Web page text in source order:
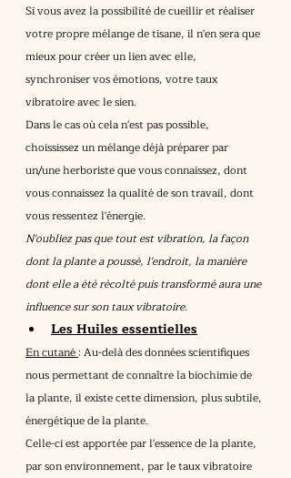
Si vous avez la possibilité de cueillir et réaliser
votre propre mélange de tisane, il n'en sera que
mieux pour créer un lien avec elle,
synchroniser vos émotions, votre taux
vibratoire avec le sien.
Dans le cas où cela n'est pas possible,
choississez un mélange déjà préparer par
un/une herboriste que vous connaissez, dont
vous connaissez la qualité de son travail, dont
vous ressentez l'énergie.
N'oubliez pas que tout est vibration, la façon
dont la plante a poussé, l'endroit, la manière
dont elle a été récolté puis transformé aura une
influence sur son taux vibratoire.
Les Huiles essentielles
En cutané : Au-delà des données scientifiques
nous permettant de connaître la biochimie de
la plante, il existe cette dimension, plus subtile,
énergétique de la plante.
Celle-ci est apportée par l'essence de la plante,
par son environnement, par le taux vibratoire